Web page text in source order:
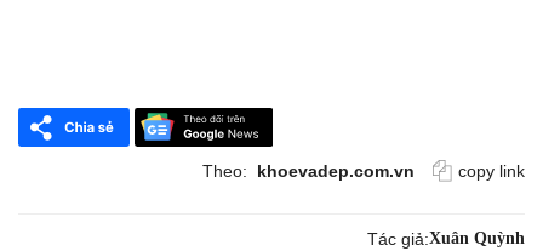
Theo: khoevadep.com.vn copy link
Tác giả:Xuân Quỳnh